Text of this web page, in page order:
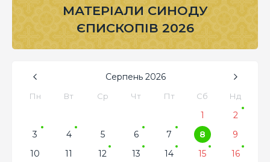
МАТЕРІАЛИ СИНОДУ
ЄПИСКОПІВ 2026
Серпень 2026
Пн Вт Ср Чт Пт Сб Нд
1
2
3
4 5 6 7 8
9
10
11 12 13 14 15
16